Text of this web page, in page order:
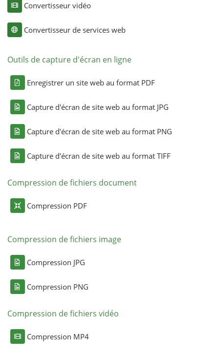
Convertisseur vidéo
Convertisseur de services web
Outils de capture d'écran en ligne
Enregistrer un site web au format PDF
Capture d'écran de site web au format JPG
Capture d'écran de site web au format PNG
Capture d'écran de site web au format TIFF
Compression de fichiers document
Compression PDF
Compression de fichiers image
Compression JPG
Compression PNG
Compression de fichiers vidéo
Compression MP4